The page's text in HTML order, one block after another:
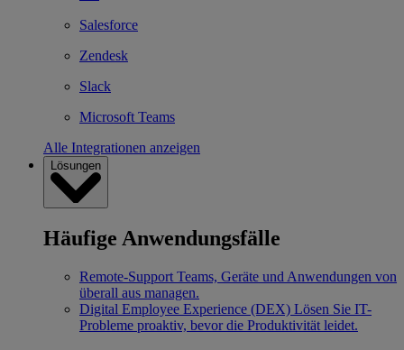
Salesforce
Zendesk
Slack
Microsoft Teams
Alle Integrationen anzeigen
Lösungen
Häufige Anwendungsfälle
Remote-Support Teams, Geräte und Anwendungen von
überall aus managen.
Digital Employee Experience (DEX) Lösen Sie IT-
Probleme proaktiv, bevor die Produktivität leidet.